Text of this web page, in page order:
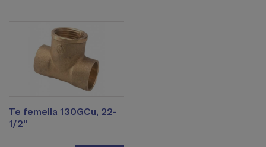
Te femella 130GCu, 22-
1/2"